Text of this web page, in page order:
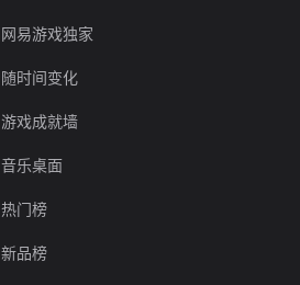
网易游戏独家
随时间变化
游戏成就墙
音乐桌面
热门榜
新品榜